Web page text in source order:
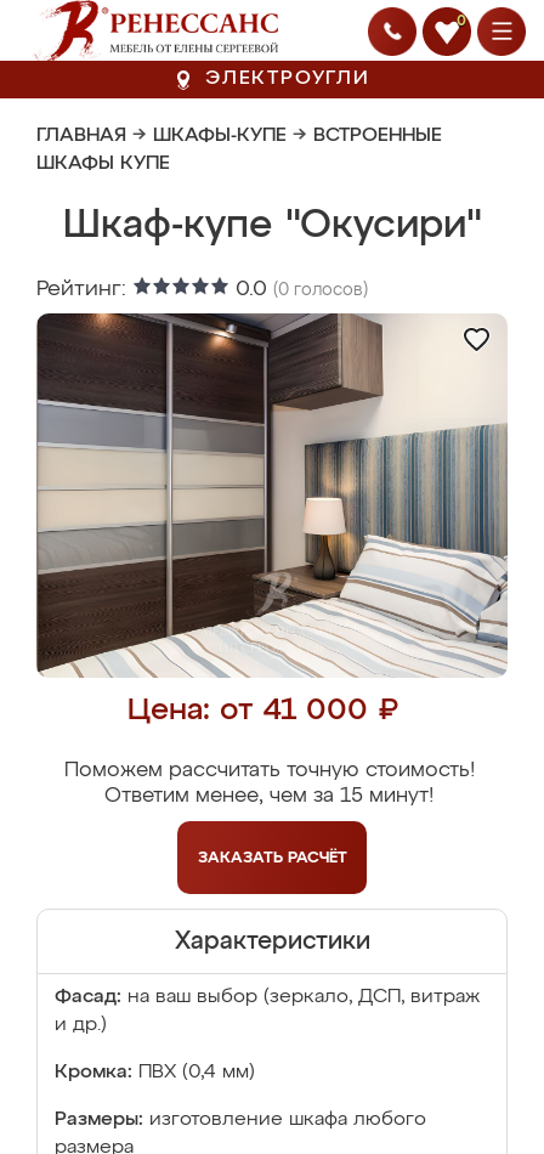
0
ЭЛЕКТРОУГЛИ
ГЛАВНАЯ → ШКАФЫ-КУПЕ → ВСТРОЕННЫЕ
ШКАФЫ КУПЕ
Шкаф-купе "Окусири"
Рейтинг: 0.0 (0 голосов)
Цена: от 41 000 ₽
Поможем рассчитать точную стоимость!
Ответим менее, чем за 15 минут!
ЗАКАЗАТЬ РАСЧЁТ
Характеристики
Фасад: на ваш выбор (зеркало, ДСП, витраж
и др.)
Кромка: ПВХ (0,4 мм)
Размеры: изготовление шкафа любого
размера